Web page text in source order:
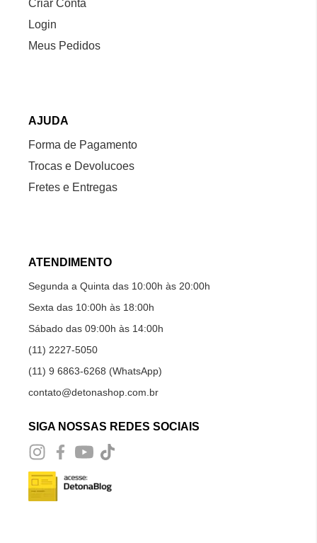
Criar Conta
Login
Meus Pedidos
AJUDA
Forma de Pagamento
Trocas e Devolucoes
Fretes e Entregas
ATENDIMENTO
Segunda a Quinta das 10:00h às 20:00h
Sexta das 10:00h às 18:00h
Sábado das 09:00h às 14:00h
(11) 2227-5050
(11) 9 6863-6268 (WhatsApp)
contato@detonashop.com.br
SIGA NOSSAS REDES SOCIAIS